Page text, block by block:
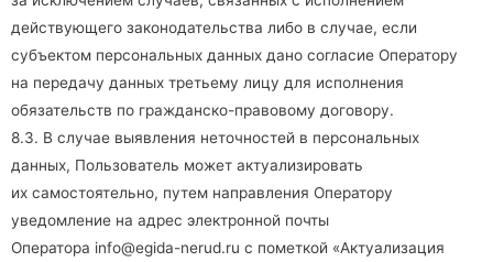
действующего законодательства либо в случае, если
субъектом персональных данных дано согласие Оператору
на передачу данных третьему лицу для исполнения
обязательств по гражданско-правовому договору.
8.3. В случае выявления неточностей в персональных
данных, Пользователь может актуализировать
их самостоятельно, путем направления Оператору
уведомление на адрес электронной почты
Оператора info@egida-nerud.ru с пометкой «Актуализация